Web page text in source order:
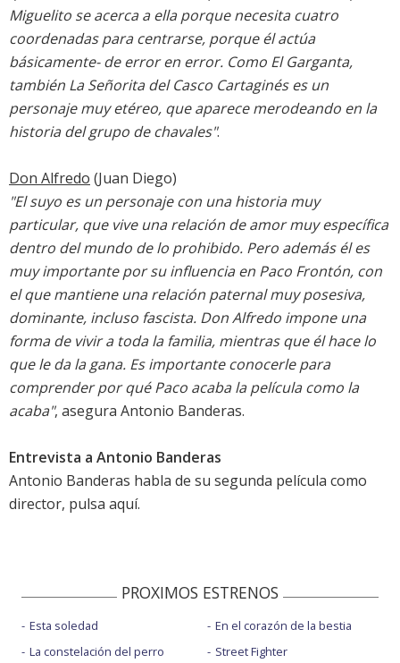
Miguelito se acerca a ella porque necesita cuatro
coordenadas para centrarse, porque él actúa
básicamente- de error en error. Como El Garganta,
también La Señorita del Casco Cartaginés es un
personaje muy etéreo, que aparece merodeando en la
historia del grupo de chavales".
Don Alfredo (Juan Diego)
"El suyo es un personaje con una historia muy
particular, que vive una relación de amor muy específica
dentro del mundo de lo prohibido. Pero además él es
muy importante por su influencia en Paco Frontón, con
el que mantiene una relación paternal muy posesiva,
dominante, incluso fascista. Don Alfredo impone una
forma de vivir a toda la familia, mientras que él hace lo
que le da la gana. Es importante conocerle para
comprender por qué Paco acaba la película como la
acaba", asegura Antonio Banderas.
Entrevista a Antonio Banderas
Antonio Banderas habla de su segunda película como
director, pulsa aquí.
PROXIMOS ESTRENOS
Esta soledad
La constelación del perro
En el corazón de la bestia
Street Fighter